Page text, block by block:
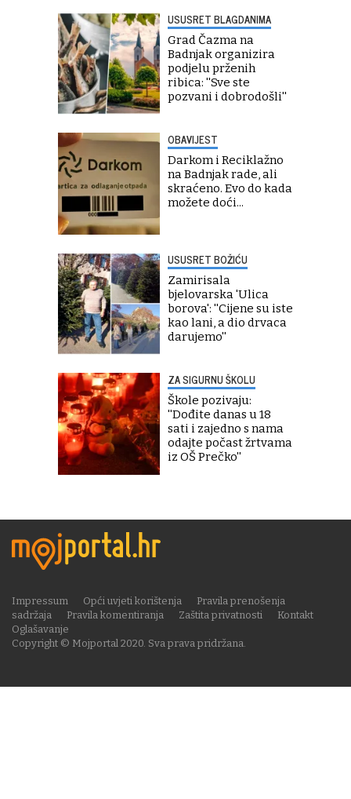
USUSRET BLAGDANIMA
Grad Čazma na
Badnjak organizira
podjelu prženih
ribica: ''Sve ste
pozvani i dobrodošli''
OBAVIJEST
Darkom i Reciklažno
na Badnjak rade, ali
skraćeno. Evo do kada
možete doći...
USUSRET BOŽIĆU
Zamirisala
bjelovarska 'Ulica
borova': ''Cijene su iste
kao lani, a dio drvaca
darujemo''
ZA SIGURNU ŠKOLU
Škole pozivaju:
''Dođite danas u 18
sati i zajedno s nama
odajte počast žrtvama
iz OŠ Prečko''
Copyright © Mojportal 2020. Sva prava pridržana.
Impressum Opći uvjeti korištenja
Pravila prenošenja
sadržaja
Pravila komentiranja Zaštita privatnosti
Kontakt
Oglašavanje